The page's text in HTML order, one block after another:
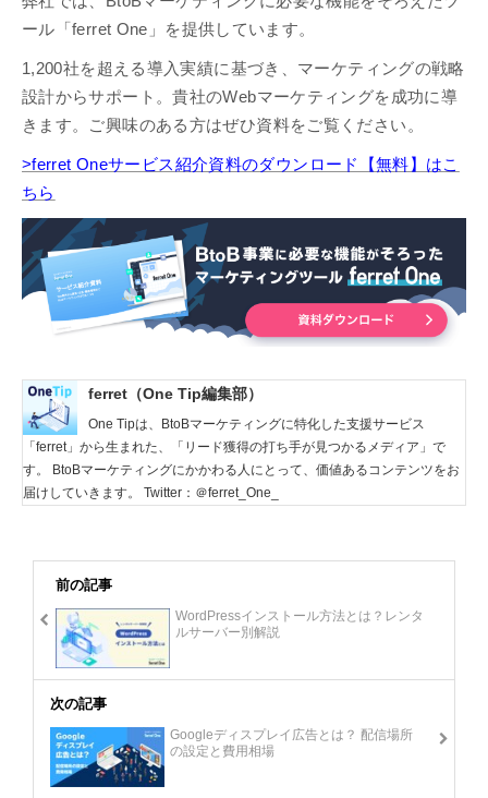
ール「ferret One」を提供しています。
1,200社を超える導入実績に基づき、マーケティングの戦略
設計からサポート。貴社のWebマーケティングを成功に導
きます。ご興味のある方はぜひ資料をご覧ください。
>ferret Oneサービス紹介資料のダウンロード【無料】はこ
ちら
ferret（One Tip編集部）
One Tipは、BtoBマーケティングに特化した支援サービス
「ferret」から生まれた、「リード獲得の打ち手が見つかるメディア」で
す。 BtoBマーケティングにかかわる人にとって、価値あるコンテンツをお
届けしていきます。 Twitter：＠ferret_One_
前の記事
WordPressインストール方法とは？レンタ
ルサーバー別解説
次の記事
Googleディスプレイ広告とは？ 配信場所
の設定と費用相場